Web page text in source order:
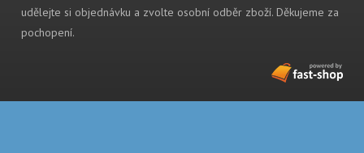
udělejte si objednávku a zvolte osobní odběr zboží. Děkujeme za
pochopení.